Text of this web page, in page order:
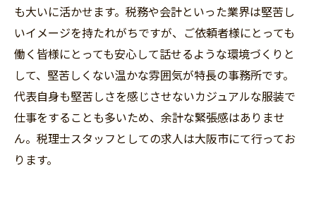
も大いに活かせます。税務や会計といった業界は堅苦し
いイメージを持たれがちですが、ご依頼者様にとっても
働く皆様にとっても安心して話せるような環境づくりと
して、堅苦しくない温かな雰囲気が特長の事務所です。
代表自身も堅苦しさを感じさせないカジュアルな服装で
仕事をすることも多いため、余計な緊張感はありませ
ん。税理士スタッフとしての求人は大阪市にて行ってお
ります。